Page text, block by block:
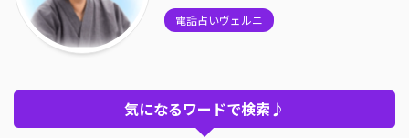
電話占いヴェルニ
気になるワードで検索♪